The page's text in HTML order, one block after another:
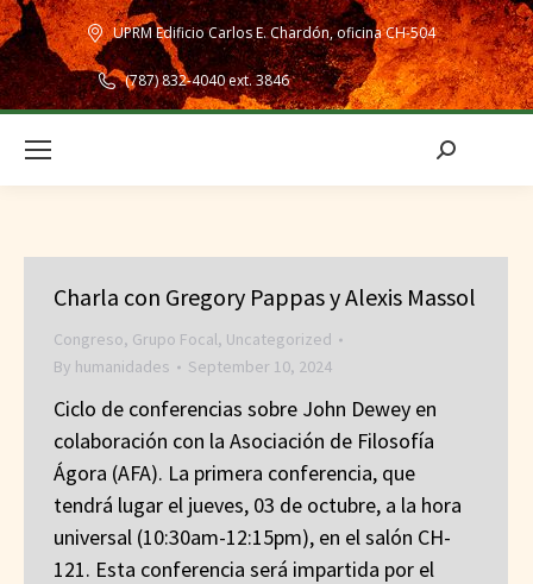
UPRM Edificio Carlos E. Chardón, oficina CH-504
(787) 832-4040 ext. 3846
Search:
Charla con Gregory Pappas y Alexis Massol
Congreso, Grupo Focal, Uncategorized
By humanidades September 10, 2024
Ciclo de conferencias sobre John Dewey en
colaboración con la Asociación de Filosofía
Ágora (AFA). La primera conferencia, que
tendrá lugar el jueves, 03 de octubre, a la hora
universal (10:30am-12:15pm), en el salón CH-
121. Esta conferencia será impartida por el